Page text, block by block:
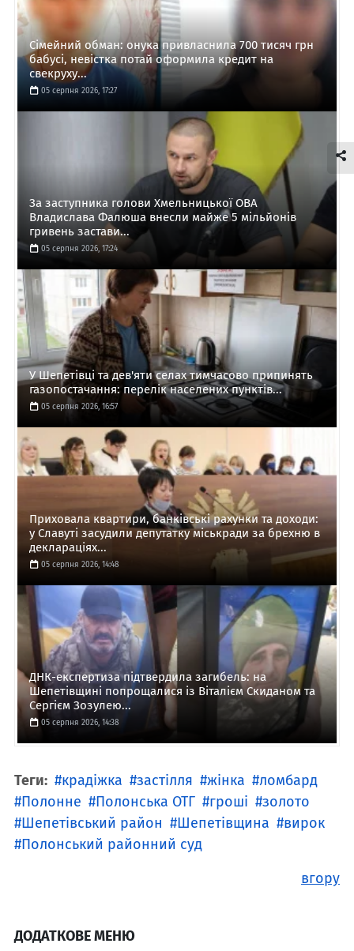
Сімейний обман: онука привласнила 700 тисяч грн
бабусі, невістка потай оформила кредит на
свекруху...
05 серпня 2026, 17:27
За заступника голови Хмельницької ОВА
Владислава Фалюша внесли майже 5 мільйонів
гривень застави...
05 серпня 2026, 17:24
У Шепетівці та дев'яти селах тимчасово припинять
газопостачання: перелік населених пунктів...
05 серпня 2026, 16:57
Приховала квартири, банківські рахунки та доходи:
у Славуті засудили депутатку міськради за брехню в
деклараціях...
05 серпня 2026, 14:48
ДНК-експертиза підтвердила загибель: на
Шепетівщині попрощалися із Віталієм Скиданом та
Сергієм Зозулею...
05 серпня 2026, 14:38
Теги: крадіжка застілля жінка
ломбард
Полонне
Полонська ОТГ гроші
золото
Шепетівський район
Шепетівщина
вирок
Полонський районний суд
вгору
ДОДАТКОВЕ МЕНЮ